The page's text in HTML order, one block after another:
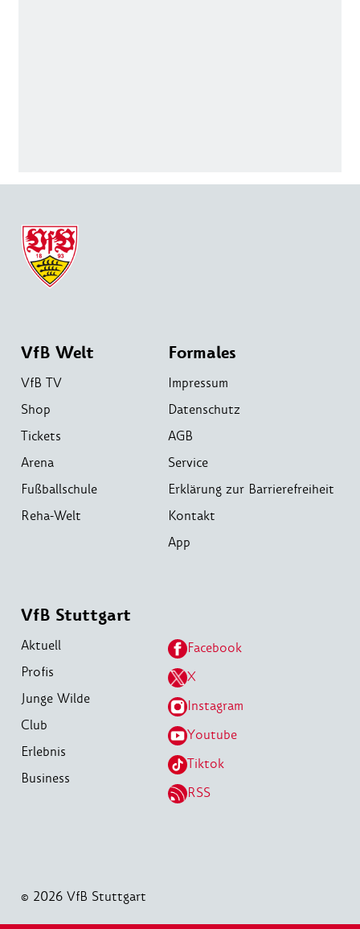
VfB Welt
VfB TV
Shop
Tickets
Arena
Fußballschule
Reha-Welt
Formales
Impressum
Datenschutz
AGB
Service
Erklärung zur Barrierefreiheit
Kontakt
App
VfB Stuttgart
Aktuell
Profis
Junge Wilde
Club
Erlebnis
Business
Facebook
X
Instagram
Youtube
Tiktok
RSS
© 2026 VfB Stuttgart